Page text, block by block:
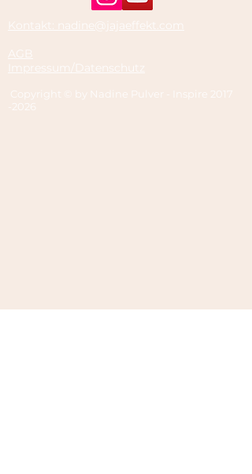
Kontakt: nadine@jajaeffekt.com
AGB
Impressum/Datenschutz
Copyright © by Nadine Pulver - Inspire
2017
-2026